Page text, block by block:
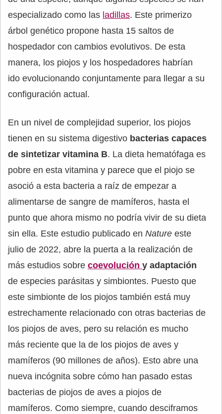
especializado como las ladillas. Este primerizo
árbol genético propone hasta 15 saltos de
hospedador con cambios evolutivos. De esta
manera, los piojos y los hospedadores habrían
ido evolucionando conjuntamente para llegar a su
configuración actual.
En un nivel de complejidad superior, los piojos
tienen en su sistema digestivo bacterias capaces
de sintetizar vitamina B. La dieta hematófaga es
pobre en esta vitamina y parece que el piojo se
asoció a esta bacteria a raíz de empezar a
alimentarse de sangre de mamíferos, hasta el
punto que ahora mismo no podría vivir de su dieta
sin ella. Este estudio publicado en Nature este
julio de 2022, abre la puerta a la realización de
más estudios sobre coevolución y adaptación
de especies parásitas y simbiontes. Puesto que
este simbionte de los piojos también está muy
estrechamente relacionado con otras bacterias de
los piojos de aves, pero su relación es mucho
más reciente que la de los piojos de aves y
mamíferos (90 millones de años). Esto abre una
nueva incógnita sobre cómo han pasado estas
bacterias de piojos de aves a piojos de
mamíferos. Como siempre, cuando desciframos